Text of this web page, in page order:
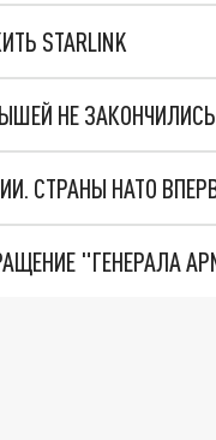
STARLINK
НЕ ЗАКОНЧИЛИСЬ